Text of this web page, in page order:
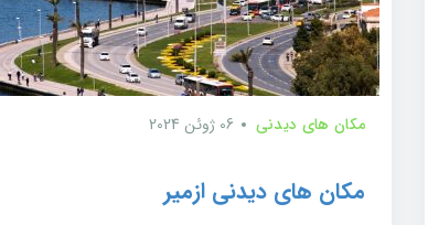
مکان های دیدنی 06 ژوئن 2024
مکان های دیدنی ازمیر